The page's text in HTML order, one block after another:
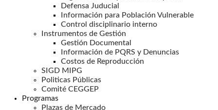
Defensa Juducial
Información para Población Vulnerable
Control disciplinario interno
Instrumentos de Gestión
Gestión Documental
Información de PQRS y Denuncias
Costos de Reproducción
SIGD MIPG
Politicas Públicas
Comité CEGGEP
Programas
Plazas de Mercado